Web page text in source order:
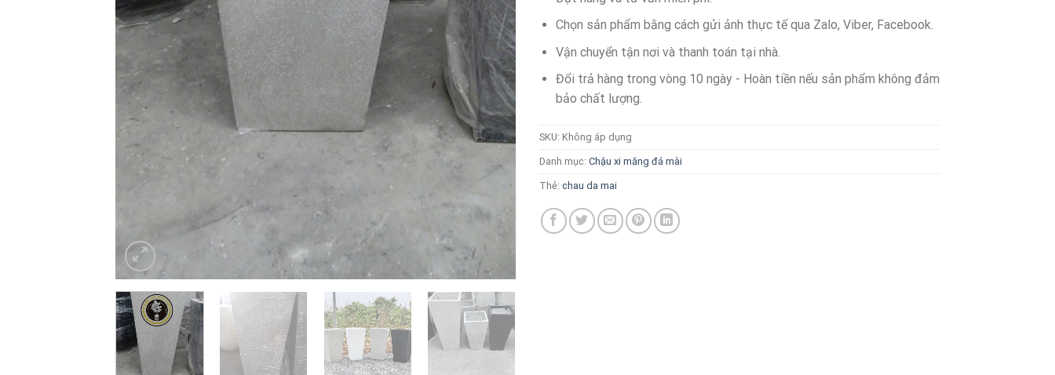
Chọn sản phẩm bằng cách gửi ảnh thực tế qua Zalo, Viber, Facebook.
Vận chuyển tận nơi và thanh toán tại nhà.
Đổi trả hàng trong vòng 10 ngày - Hoàn tiền nếu sản phẩm không đảm
bảo chất lượng.
SKU: Không áp dụng
Danh mục: Chậu xi măng đá mài
Thẻ: chau da mai